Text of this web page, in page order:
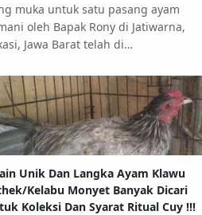
muka untuk satu pasang ayam
oleh Bapak Rony di Jatiwarna,
Jawa Barat telah di…
Unik Dan Langka Ayam Klawu
Kelabu Monyet Banyak Dicari
Koleksi Dan Syarat Ritual Cuy !!!